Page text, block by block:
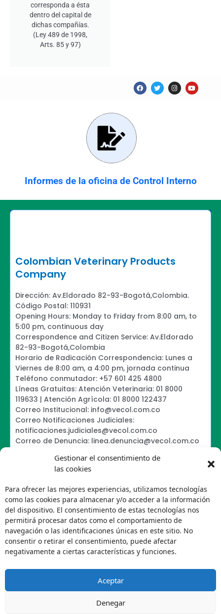
Gestionar el consentimiento de
las cookies
Para ofrecer las mejores experiencias, utilizamos tecnologías
como las cookies para almacenar y/o acceder a la información
del dispositivo. El consentimiento de estas tecnologías nos
permitirá procesar datos como el comportamiento de
navegación o las identificaciones únicas en este sitio. No
consentir o retirar el consentimiento, puede afectar
negativamente a ciertas características y funciones.
Aceptar
Denegar
corresponda a ésta
dentro del capital de
dichas compañías.
(Ley 489 de 1998,
Arts. 85 y 97)
F
a
c
T
w
i
I
n
s
Y
o
u
Informes de la oficina de Control Interno
Colombian Veterinary Products
Company
Dirección: Av.Eldorado 82-93-Bogotá,Colombia.
Código Postal: 110931
Opening Hours: Monday to Friday from 8:00 am, to
5:00 pm, continuous day
Correspondence and Citizen Service: Av.Eldorado
82-93-Bogotá,Colombia
Horario de Radicación Correspondencia: Lunes a
Viernes de 8:00 am, a 4:00 pm, jornada continua
Teléfono conmutador: +57 601 425 4800
Líneas Gratuitas: Atención Veterinaria: 01 8000
119633 | Atención Agrícola: 01 8000 122437
Correo Institucional: info@vecol.com.co
Correo Notificaciones Judiciales:
notificaciones.judiciales@vecol.com.co
Correo de Denuncia: linea.denuncia@vecol.com.co
Política de Términos y Condiciones de Uso
Política de Tratamiento de Datos Personales VECOL
S.A
Política de Derechos de Autor y Uso sobre los
Contenidos
Política Editorial de la Sede Electrónica
Encuesta de usabilidad